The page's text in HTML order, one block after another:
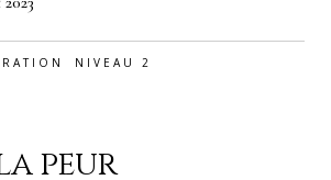
NIVEAU 2
peur